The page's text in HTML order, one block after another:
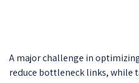
A major challenge in
reduce bottleneck links, while